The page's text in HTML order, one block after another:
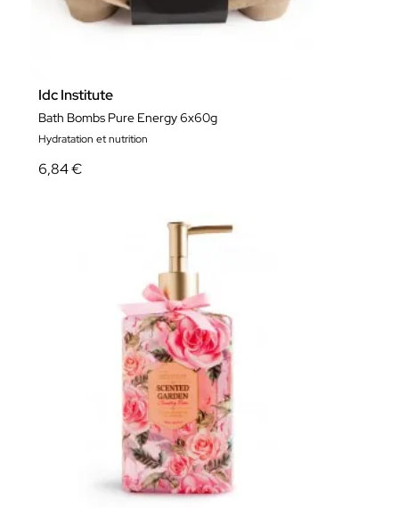
Idc Institute
Bath Bombs Pure Energy 6x60g
Hydratation et nutrition
6,84 €